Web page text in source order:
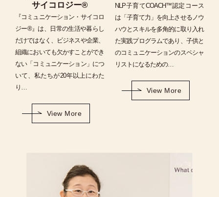
サイコロジー®
『コミュニケーション・サイコロ
ジー®』は、日常の生活や暮らし
だけではなく、ビジネスや企業、
組織においても欠かすことができ
ない「コミュニケーション」につ
いて、私たちが20年以上にわた
り…
View More
NLP子育てCOACH™認定コース
は「子育て力」を向上させるノウ
ハウとスキルを多角的に取り入れ
た実践プログラムであり、子供と
のコミュニケーションのスペシャ
リストになるための…
View More